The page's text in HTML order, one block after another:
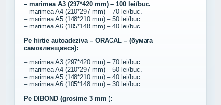
– marimea A3 (297*420 mm) – 100 lei/buc.
– marimea A4 (210*297 mm) – 70 lei/buc.
– marimea A5 (148*210 mm) – 50 lei/buc.
– marimea A6 (105*148 mm) – 40 lei/buc.
Pe hirtie autoadeziva – ORACAL – (бумага
самоклеящаяся):
– marimea A3 (297*420 mm) – 70 lei/buc.
– marimea A4 (210*297 mm) – 50 lei/buc.
– marimea A5 (148*210 mm) – 40 lei/buc.
– marimea A6 (105*148 mm) – 30 lei/buc.
Pe DIBOND (grosime 3 mm ):